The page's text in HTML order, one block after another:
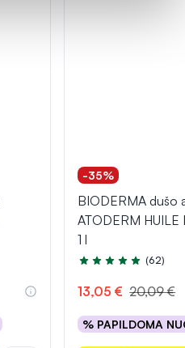
-35%
BIODERMA dušo
ATODERM HUILE
1 l
Įvertinimas 5.0 iš 5
(62)
13,05 € 20,09 €
% PAPILDOMA